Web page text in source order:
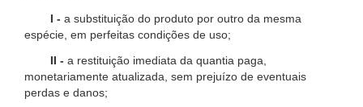
I - a substituição do produto por outro da mesma
espécie, em perfeitas condições de uso;
II - a restituição imediata da quantia paga,
monetariamente atualizada, sem prejuízo de eventuais
perdas e danos;